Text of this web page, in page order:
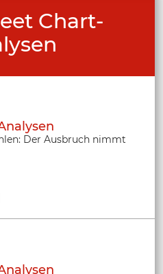
Chart-
Der Ausbruch nimmt